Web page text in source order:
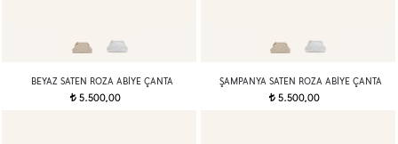
BEYAZ SATEN ROZA ABIYE ÇANTA
t 5.500,00
ŞAMPANYA SATEN ROZA ABIYE ÇANTA
t5.500,00